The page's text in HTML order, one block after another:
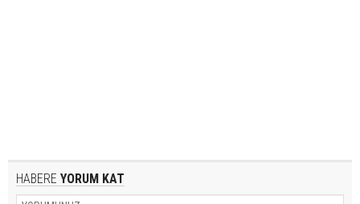
HABERE YORUM KAT